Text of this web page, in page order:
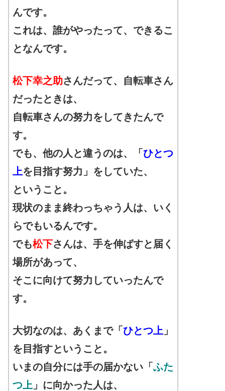
んです。
これは、誰がやったって、できるこ
となんです。
松下幸之助さんだって、 自転車さん
だったときは、
自転車さんの努力をしてきたんで
す。
でも、他の人と違うのは、「ひとつ
上を目指す努力」をしていた、
ということ。
現状のまま終わっちゃう人は、いく
らでもいるんです。
でも松下さんは、手を伸ばすと届く
場所があって、
そこに向けて努力していったんで
す。
大切なのは、あくまで「ひとつ上 」
を目指すということ。
いまの自分には手の届かない「ふた
つ上 」に向かった人は、